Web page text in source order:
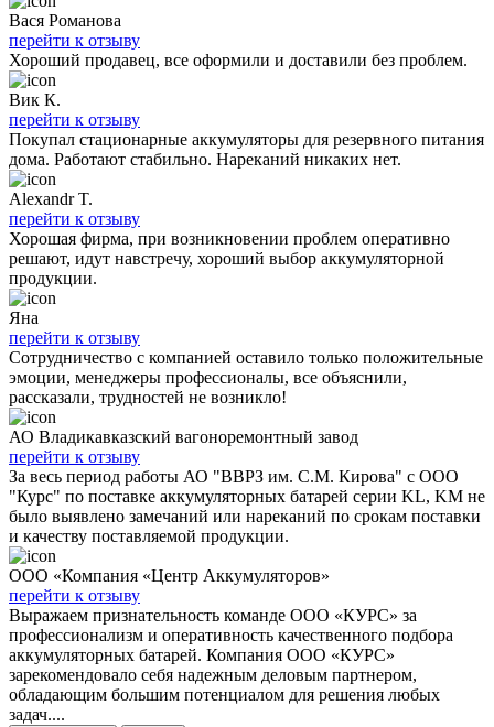
Вася Романова
перейти к отзыву
Хороший продавец, все оформили и доставили без проблем.
Вик К.
перейти к отзыву
Покупал стационарные аккумуляторы для резервного питания
дома. Работают стабильно. Нареканий никаких нет.
Alexandr T.
перейти к отзыву
Хорошая фирма, при возникновении проблем оперативно
решают, идут навстречу, хороший выбор аккумуляторной
продукции.
Яна
перейти к отзыву
Сотрудничество с компанией оставило только положительные
эмоции, менеджеры профессионалы, все объяснили,
рассказали, трудностей не возникло!
АО Владикавказский вагоноремонтный завод
перейти к отзыву
За весь период работы АО "ВВРЗ им. С.М. Кирова" с ООО
"Курс" по поставке аккумуляторных батарей серии KL, KM не
было выявлено замечаний или нареканий по срокам поставки
и качеству поставляемой продукции.
ООО «Компания «Центр Аккумуляторов»
перейти к отзыву
Выражаем признательность команде ООО «КУРС» за
профессионализм и оперативность качественного подбора
аккумуляторных батарей. Компания ООО «КУРС»
зарекомендовало себя надежным деловым партнером,
обладающим большим потенциалом для решения любых
задач....